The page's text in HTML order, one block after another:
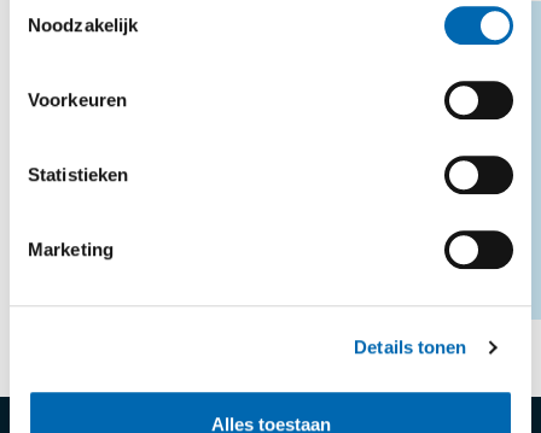
Noodzakelijk
Voorkeuren
Statistieken
Marketing
Details tonen
Alles toestaan
nieuwsbericht?
NEEM CONTACT OP